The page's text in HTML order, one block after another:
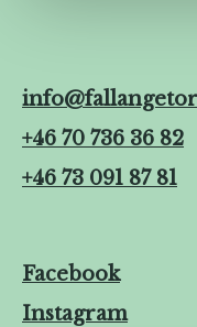
+46 70 736 36 82
+46 73 091 87 81
Facebook
Instagram